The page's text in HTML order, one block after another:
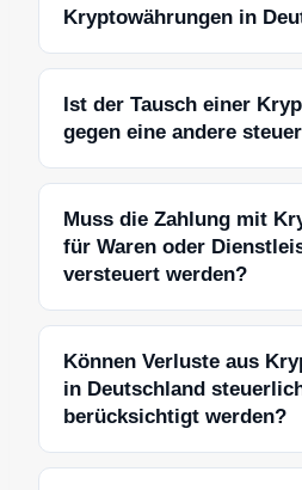
Kryptowährungen in
Ist der Tausch einer
gegen eine andere
Muss die Zahlung mit
für Waren oder
versteuert werden?
Können Verluste aus
in Deutschland
berücksichtigt werden?